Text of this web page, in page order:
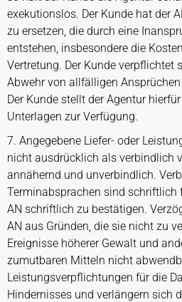
exekutionslos. Der Kunde hat der
zu ersetzen, die durch eine
entstehen, insbesondere die
Vertretung. Der Kunde verpflichtet
Abwehr von allfälligen
Der Kunde stellt der Agentur
Unterlagen zur Verfügung.
7. Angegebene Liefer- oder
nicht ausdrücklich als verbindlich
annähernd und unverbindlich.
Terminabsprachen sind schriftlich
AN schriftlich zu bestätigen.
AN aus Gründen, die sie nicht zu
Ereignisse höherer Gewalt und
zumutbaren Mitteln nicht
Leistungsverpflichtungen für die
Hindernisses und verlängern sich